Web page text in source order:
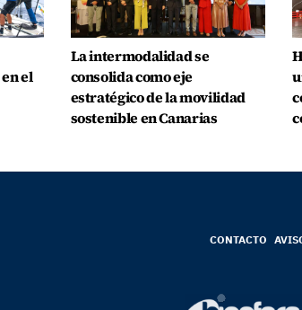
el
La intermodalidad se
consolida como eje
estratégico de la movilidad
sostenible en Canarias
CONTACTO